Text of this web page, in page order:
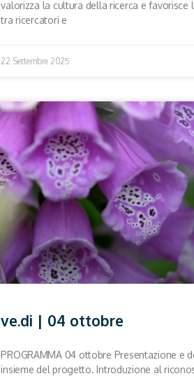
valorizza la cultura della ricerca e favorisce
tra ricercatori e
22 Settembre 2025
ve.di | 04 ottobre
PROGRAMMA 04 ottobre Presentazione e
insieme del progetto. Introduzione al